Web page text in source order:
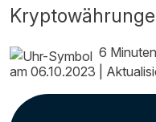
6 Minuten
am 06.10.2023